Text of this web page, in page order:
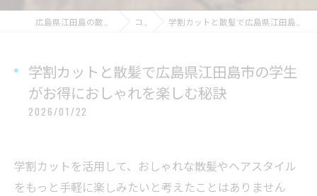
コラム 学割カットと散髪で広島県江田島市の学生がお得におしゃれを楽しむ秘訣
学割カットと散髪で広島県江田島市の学生
がお得におしゃれを楽しむ秘訣
2026/01/22
学割カットを活用して、おしゃれな散髪やヘアスタイル
をもっと手軽に楽しみたいと考えたことはありません